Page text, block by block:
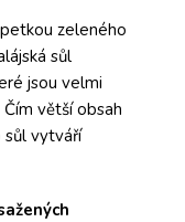
zeleného
sůl
jsou velmi
větší obsah
sůl vytváří